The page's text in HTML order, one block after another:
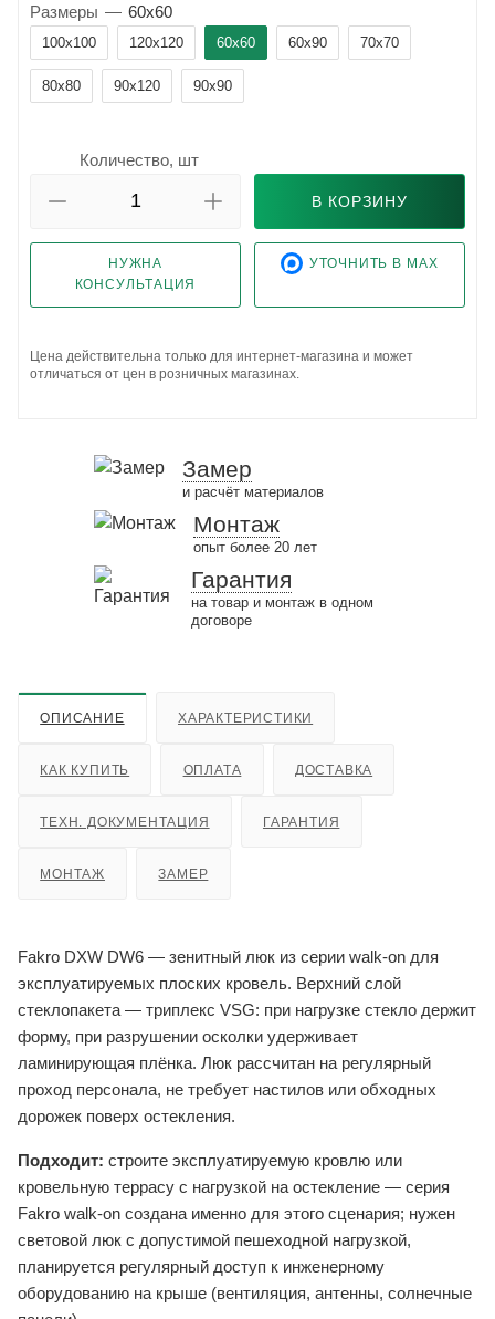
Размеры — 60x60
100x100 120x120 60x60 60x90 70x70
80x80 90x120 90x90
Количество, шт
В КОРЗИНУ
НУЖНА
КОНСУЛЬТАЦИЯ
УТОЧНИТЬ В MAX
Цена действительна только для интернет-магазина и может
отличаться от цен в розничных магазинах.
Замер
и расчёт материалов
Монтаж
опыт более 20 лет
Гарантия
на товар и монтаж в одном
договоре
ОПИСАНИЕ ХАРАКТЕРИСТИКИ
КАК КУПИТЬ ОПЛАТА ДОСТАВКА
ТЕХН. ДОКУМЕНТАЦИЯ ГАРАНТИЯ
МОНТАЖ ЗАМЕР
Fakro DXW DW6 — зенитный люк из серии walk-on для
эксплуатируемых плоских кровель. Верхний слой
стеклопакета — триплекс VSG: при нагрузке стекло держит
форму, при разрушении осколки удерживает
ламинирующая плёнка. Люк рассчитан на регулярный
проход персонала, не требует настилов или обходных
дорожек поверх остекления.
Подходит: строите эксплуатируемую кровлю или
кровельную террасу с нагрузкой на остекление — серия
Fakro walk-on создана именно для этого сценария; нужен
световой люк с допустимой пешеходной нагрузкой,
планируется регулярный доступ к инженерному
оборудованию на крыше (вентиляция, антенны, солнечные